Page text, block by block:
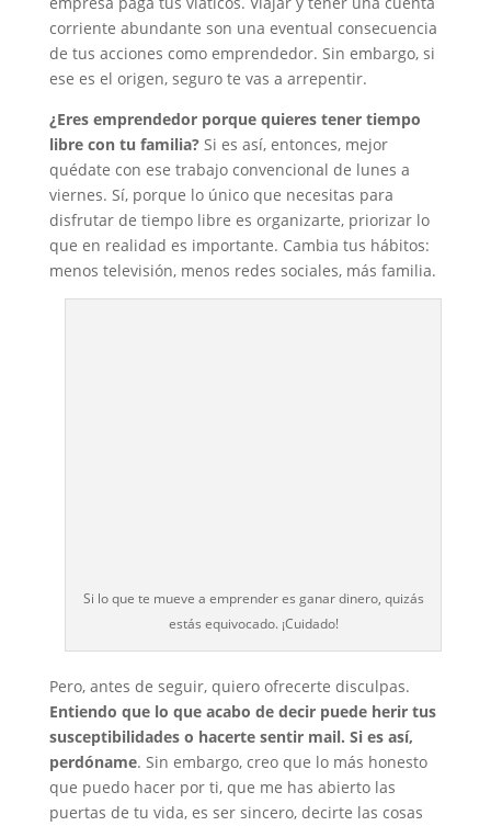
corriente abundante son una eventual consecuencia
de tus acciones como emprendedor. Sin embargo, si
ese es el origen, seguro te vas a arrepentir.
¿Eres emprendedor porque quieres tener tiempo
libre con tu familia?Si es así, entonces, mejor
quédate con ese trabajo convencional de lunes a
viernes. Sí, porque lo único que necesitas para
disfrutar de tiempo libre es organizarte, priorizar lo
que en realidad es importante. Cambia tus hábitos:
menos televisión, menos redes sociales, más familia.
Si lo que te mueve a emprender es ganar dinero, quizás
estás equivocado. ¡Cuidado!
Pero, antes de seguir, quiero ofrecerte disculpas.
Entiendo que lo que acabo de decir puede herir tus
susceptibilidades o hacerte sentir mail. Si es así,
perdóname. Sin embargo, creo que lo más honesto
que puedo hacer por ti, que me has abierto las
puertas de tu vida, es ser sincero, decirte las cosas